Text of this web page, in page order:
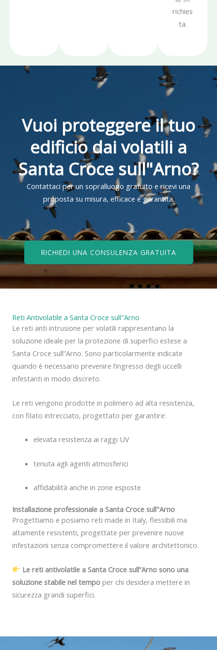
richies
ta.
Vuoi proteggere il tuo
edificio dai volatili a
Santa Croce sull"Arno?
Contattaci per un sopralluogo gratuito e ricevi una
proposta su misura, efficace e garantita.
RICHIEDI UNA CONSULENZA GRATUITA
Reti Antivolatile a Santa Croce sull"Arno
Le reti anti intrusione per volatili rappresentano la
soluzione ideale per la protezione di superfici estese a
Santa Croce sull”Arno. Sono particolarmente indicate
quando è necessario prevenire l’ingresso degli uccelli
infestanti in modo discreto.
Le reti vengono prodotte in polimero ad alta resistenza,
con filato intrecciato, progettato per garantire:
elevata resistenza ai raggi UV
tenuta agli agenti atmosferici
affidabilità anche in zone esposte
Installazione professionale a Santa Croce sull"Arno
Progettiamo e posiamo reti made in Italy, flessibili ma
altamente resistenti, progettate per prevenire nuove
infestazioni senza compromettere il valore architettonico.
Le reti antivolatile a Santa Croce sull”Arno sono una
soluzione stabile nel tempo per chi desidera mettere in
sicurezza grandi superfici.